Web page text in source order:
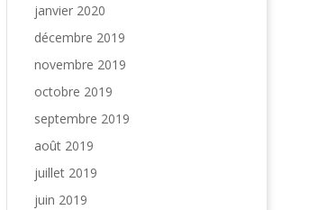
janvier 2020
décembre 2019
novembre 2019
octobre 2019
septembre 2019
août 2019
juillet 2019
juin 2019